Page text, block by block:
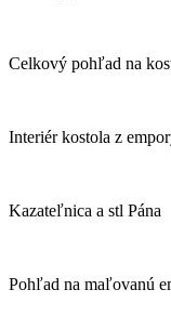
Celkový pohľad na
Interiér kostola z
Kazateľnica a stl Pána
Pohľad na maľovanú